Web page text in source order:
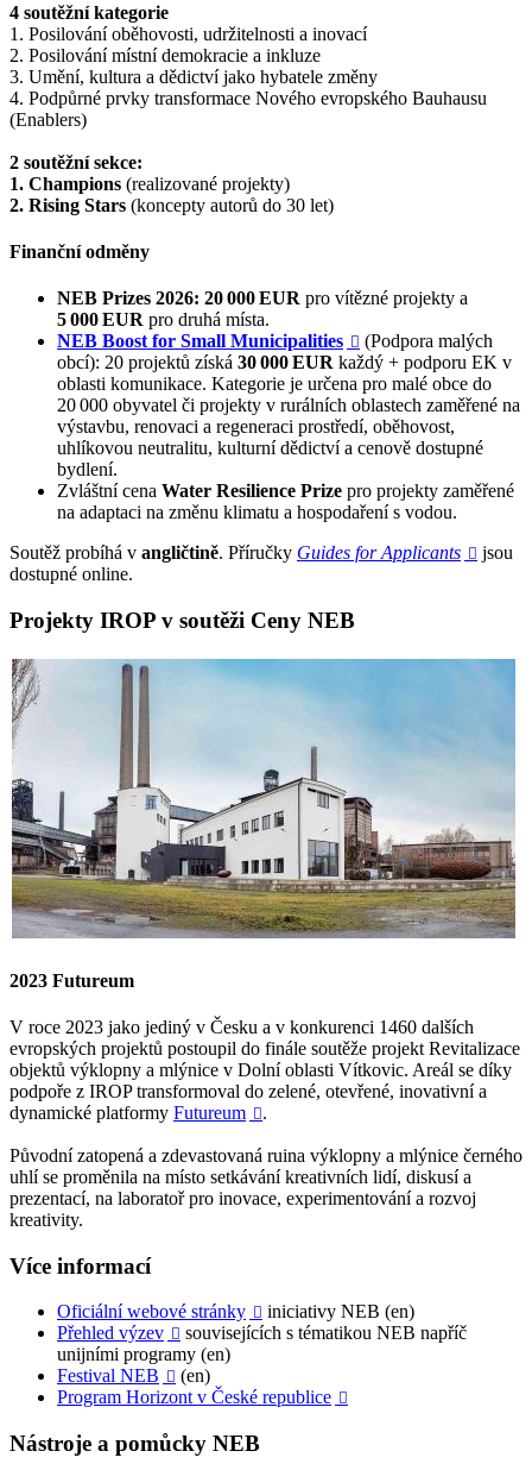
4 soutěžní kategorie
1. Posilování oběhovosti, udržitelnosti a inovací
2. Posilování místní demokracie a inkluze
3. Umění, kultura a dědictví jako hybatele změny
4. Podpůrné prvky transformace Nového evropského Bauhausu
(Enablers)
2 soutěžní sekce:
1. Champions (realizované projekty)
2. Rising Stars (koncepty autorů do 30 let)
Finanční odměny
NEB Prizes 2026: 20 000 EUR pro vítězné projekty a
5 000 EUR pro druhá místa.
NEB Boost for Small Municipalities  (Podpora malých
obcí): 20 projektů získá 30 000 EUR každý + podporu EK v
oblasti komunikace. Kategorie je určena pro malé obce do
20 000 obyvatel či projekty v rurálních oblastech zaměřené na
výstavbu, renovaci a regeneraci prostředí, oběhovost,
uhlíkovou neutralitu, kulturní dědictví a cenově dostupné
bydlení.
Zvláštní cena Water Resilience Prize pro projekty zaměřené
na adaptaci na změnu klimatu a hospodaření s vodou.
Soutěž probíhá v angličtině. Příručky Guides for Applicants  jsou
dostupné online.
Projekty IROP v soutěži Ceny NEB
2023 Futureum
V roce 2023 jako jediný v Česku a v konkurenci 1460 dalších
evropských projektů postoupil do finále soutěže projekt Revitalizace
objektů výklopny a mlýnice v Dolní oblasti Vítkovic. Areál se díky
podpoře z IROP transformoval do zelené, otevřené, inovativní a
dynamické platformy Futureum .
Původní zatopená a zdevastovaná ruina výklopny a mlýnice černého
uhlí se proměnila na místo setkávání kreativních lidí, diskusí a
prezentací, na laboratoř pro inovace, experimentování a rozvoj
kreativity.
Více informací
Oficiální webové stránky  iniciativy NEB (en)
Přehled výzev  souvisejících s tématikou NEB napříč
unijními programy (en)
Festival NEB  (en)
Program Horizont v České republice 
Nástroje a pomůcky NEB